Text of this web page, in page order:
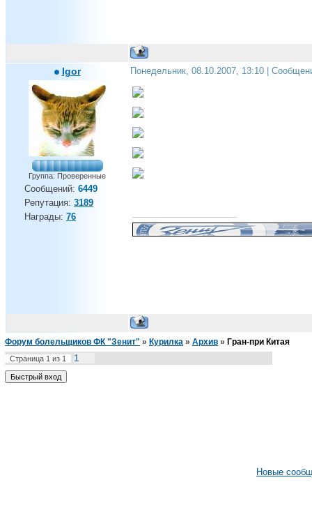
Igor
Группа: Проверенные
Сообщений: 6449
Репутация: 3189
Награды: 76
Понедельник, 08.10.2007, 13:10 |
Форум болельщиков ФК "Зенит" » Курилка » Архив » Гран-при Китая
Страница 1 из 1 1
Новые